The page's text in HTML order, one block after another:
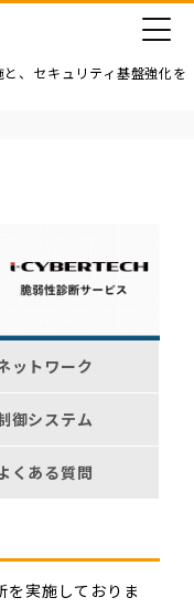
、 セキュリティ基盤強化を
ットワーク
御システム
くある質問
を実施しておりま